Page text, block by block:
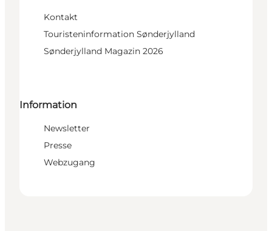
Kontakt
Touristeninformation Sønderjylland
Sønderjylland Magazin 2026
Information
Newsletter
Presse
Webzugang